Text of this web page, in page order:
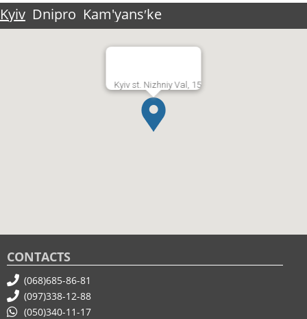
Kyiv Dnipro Kam'yansʹke
Kyiv st. Nizhniy Val, 15
CONTACTS
(068)685-86-81
(097)338-12-88
(050)340-11-17